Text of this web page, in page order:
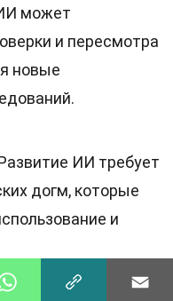
может
и пересмотра
новые
ИИ требует
догм, которые
и